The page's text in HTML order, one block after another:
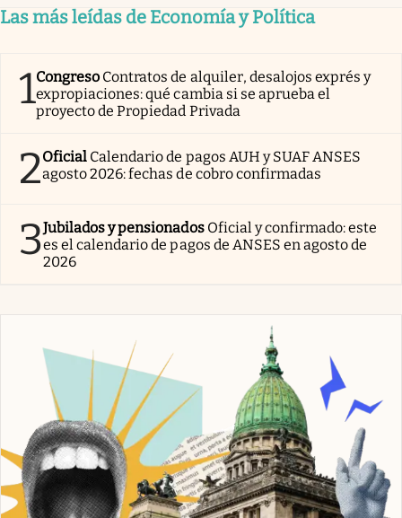
Las más leídas de Economía y Política
1Congreso Contratos de alquiler, desalojos exprés y
expropiaciones: qué cambia si se aprueba el
proyecto de Propiedad Privada
2Oficial Calendario de pagos AUH y SUAF ANSES
agosto 2026: fechas de cobro confirmadas
3Jubilados y pensionados Oficial y confirmado: este
es el calendario de pagos de ANSES en agosto de
2026